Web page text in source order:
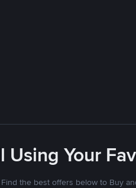
Your
the best offers below to Buy